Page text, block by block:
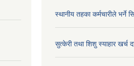
स्थानीय तहका कर्मचारीले भर्ने
सुत्केरी तथा शिशु स्याहार खर्च